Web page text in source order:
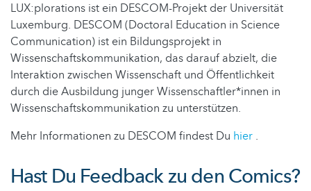
LUX:plorations ist ein DESCOM-Projekt der Universität
Luxemburg. DESCOM (Doctoral Education in Science
Communication) ist ein Bildungsprojekt in
Wissenschaftskommunikation, das darauf abzielt, die
Interaktion zwischen Wissenschaft und Öffentlichkeit
durch die Ausbildung junger Wissenschaftler*innen in
Wissenschaftskommunikation zu unterstützen.
Mehr Informationen zu DESCOM findest Du hier .
Hast Du Feedback zu den Comics?